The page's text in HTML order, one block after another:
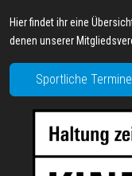
Hier findet ihr eine
denen unserer
Sportliche Termine